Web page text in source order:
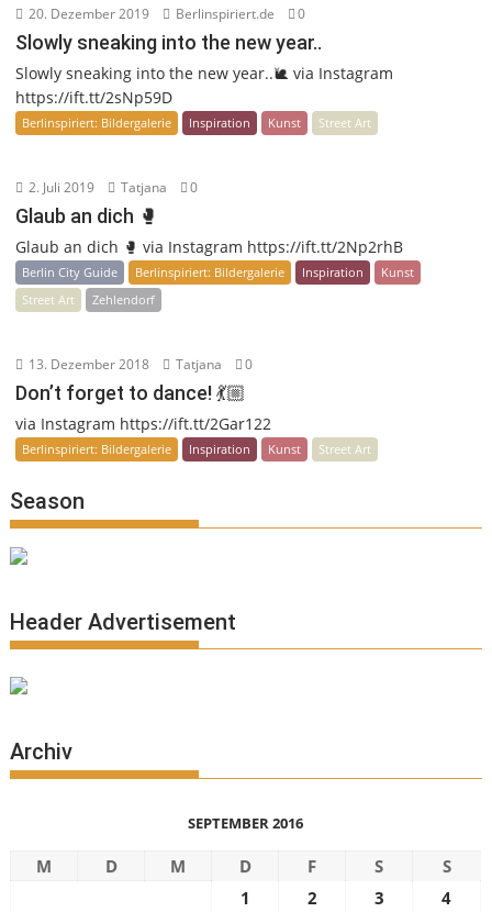
20. Dezember 2019 Berlinspiriert.de 0
Slowly sneaking into the new year..
Slowly sneaking into the new year..🐌 via Instagram
https://ift.tt/2sNp59D
Berlinspiriert: Bildergalerie Inspiration Kunst Street Art
2. Juli 2019 Tatjana 0
Glaub an dich 🥊
Glaub an dich 🥊 via Instagram https://ift.tt/2Np2rhB
Berlin City Guide Berlinspiriert: Bildergalerie Inspiration
Kunst
Street Art
Zehlendorf
13. Dezember 2018 Tatjana 0
Don’t forget to dance! 💃🏼
via Instagram https://ift.tt/2Gar122
Berlinspiriert: Bildergalerie Inspiration Kunst Street Art
Season
Header Advertisement
Archiv
SEPTEMBER 2016
M D M D F S
S
1
2 3
4